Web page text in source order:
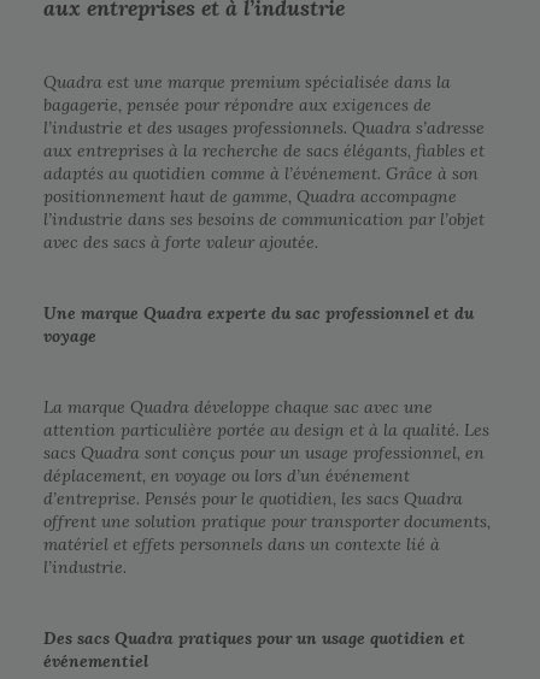
aux entreprises et à l’industrie
Quadra est une marque premium spécialisée dans la
bagagerie, pensée pour répondre aux exigences de
l’industrie et des usages professionnels. Quadra s’adresse
aux entreprises à la recherche de sacs élégants, fiables et
adaptés au quotidien comme à l’événement. Grâce à son
positionnement haut de gamme, Quadra accompagne
l’industrie dans ses besoins de communication par l’objet
avec des sacs à forte valeur ajoutée.
Une marque Quadra experte du sac professionnel et du
voyage
La marque Quadra développe chaque sac avec une
attention particulière portée au design et à la qualité. Les
sacs Quadra sont conçus pour un usage professionnel, en
déplacement, en voyage ou lors d’un événement
d’entreprise. Pensés pour le quotidien, les sacs Quadra
offrent une solution pratique pour transporter documents,
matériel et effets personnels dans un contexte lié à
l’industrie.
Des sacs Quadra pratiques pour un usage quotidien et
événementiel